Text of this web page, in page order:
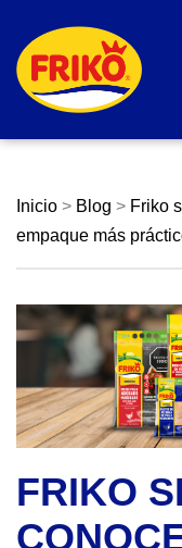
Inicio > Blog > Friko
empaque más
FRIKO